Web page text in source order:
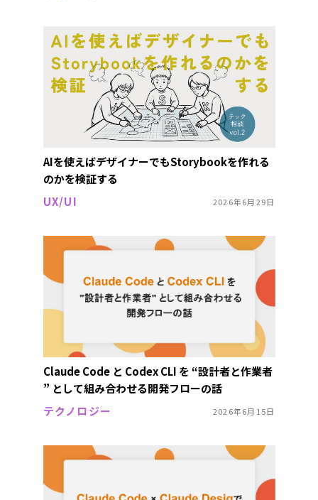
AIを使えばデザイナーでもStorybookを作れる
のかを検証する
UX/UI
2026年6月29日
Claude Code と Codex CLI を “設計者と作業者
” として組み合わせる開発フローの話
テクノロジー
2026年6月15日